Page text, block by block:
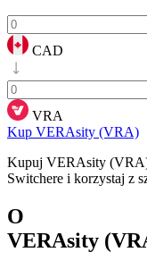
CAD
VRA
Kup VERAsity (VRA)
Kupuj VERAsity
Switchere i korzystaj z
O
VERAsity